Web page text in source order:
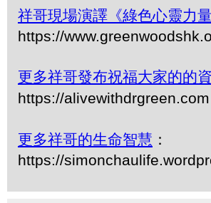
祥哥現場演譯《綠色心靈力量
https://
更多祥哥發布祝福大家的的
https://alivewithdrgreen.com
更多祥哥的生命智慧 ：
https://